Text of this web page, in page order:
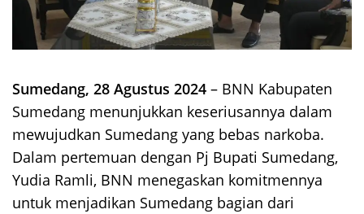
Sumedang, 28 Agustus 2024 – BNN Kabupaten
Sumedang menunjukkan keseriusannya dalam
mewujudkan Sumedang yang bebas narkoba.
Dalam pertemuan dengan Pj Bupati Sumedang,
Yudia Ramli, BNN menegaskan komitmennya
untuk menjadikan Sumedang bagian dari